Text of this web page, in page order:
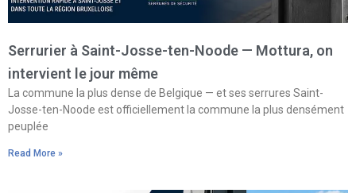
Serrurier à Saint-Josse-ten-Noode — Mottura, on
intervient le jour même
La commune la plus dense de Belgique — et ses serrures Saint-
Josse-ten-Noode est officiellement la commune la plus densément
peuplée
Read More »